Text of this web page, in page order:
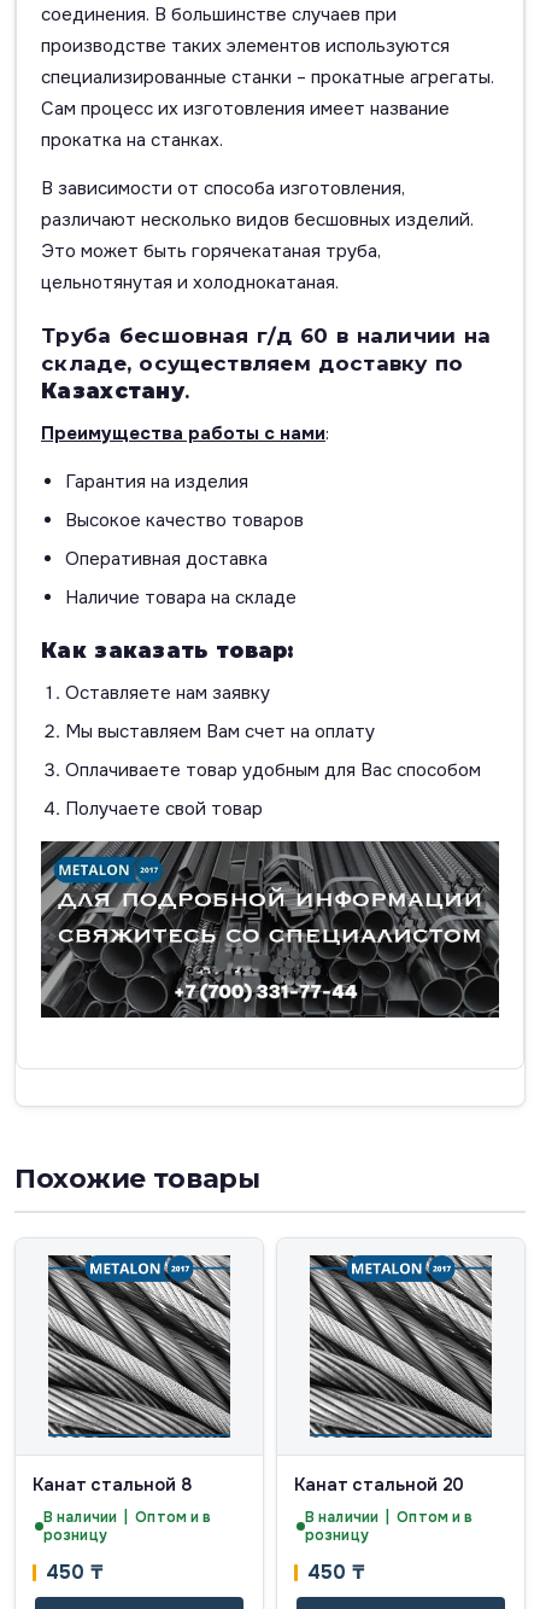
соединения. В большинстве случаев при
производстве таких элементов используются
специализированные станки – прокатные агрегаты.
Сам процесс их изготовления имеет название
прокатка на станках.
В зависимости от способа изготовления,
различают несколько видов бесшовных изделий.
Это может быть горячекатаная труба,
цельнотянутая и холоднокатаная.
Труба бесшовная г/д 60 в наличии на
складе, осуществляем доставку по
Казахстану.
Преимущества работы с нами:
Гарантия на изделия
Высокое качество товаров
Оперативная доставка
Наличие товара на складе
Как заказать товар:
Оставляете нам заявку
Мы выставляем Вам счет на оплату
Оплачиваете товар удобным для Вас способом
Получаете свой товар
Похожие товары
Канат стальной 8
В наличии | Оптом и в
розницу
450 ₸
Канат стальной 20
В наличии | Оптом и в
розницу
450 ₸